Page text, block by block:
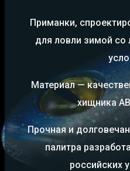
Приманки,
для ловли зимой со
Материал —
хищника
Прочная и
палитра
российских